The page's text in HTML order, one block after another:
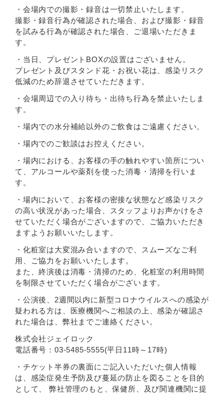
・会場内での撮影・録音は一切禁止いたします。
撮影・録音行為が確認された場合、および撮影・録音
を試みる行為が確認された場合、ご退場いただきま
す。
・当日、プレゼントBOXの設置はございません。
プレゼント及びスタンド花・お祝い花は、感染リスク
低減のため辞退させていただきます。
・会場周辺での入り待ち・出待ち行為を禁止いたしま
す。
・場内での水分補給以外のご飲食はご遠慮ください。
・場内でのご歓談はお控えください。
・場内における、お客様の手の触れやすい箇所につい
て、アルコールや薬剤を使った消毒・清掃を行いま
す。
・場内において、お客様の密接な状態など感染リスク
の高い状況があった場合、スタッフよりお声かけをさ
せていただく場合がございますので、ご協力いただき
ますようお願いいたします。
・化粧室は大変混み合いますので、スムーズなご利
用、ご協力をお願いいたします。
また、終演後は消毒・清掃のため、化粧室の利用時間
を制限させていただく場合がございます。
・公演後、2週間以内に新型コロナウイルスへの感染が
疑われる方は、医療機関へご相談の上、感染が確認さ
れた場合は、弊社までご連絡ください。
株式会社ジェイロック
電話番号：03-5485-5555(平日11時～17時)
・チケット半券の裏面にご記入いただいた個人情報
は、感染症発生予防及び蔓延の防止を図ることを目的
として、 弊社管理のもと、保健所、及び関連機関に提